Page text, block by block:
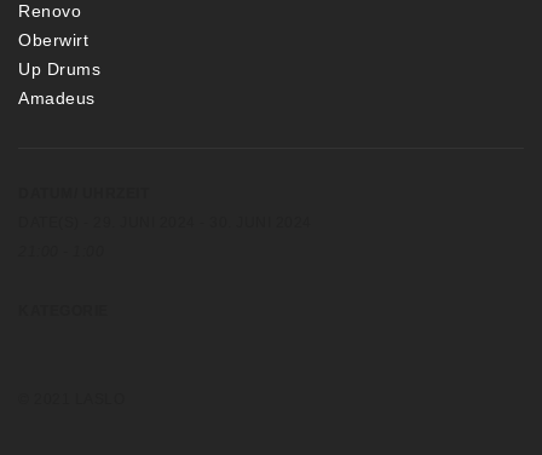
Renovo
Oberwirt
Up Drums
Amadeus